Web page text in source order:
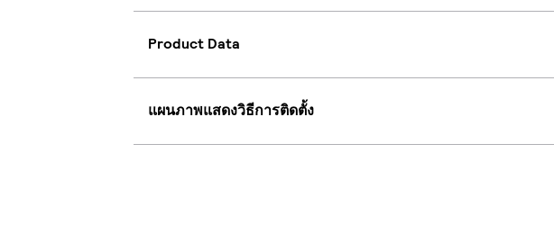
Product Data
แผนภาพแสดงวิธีการติดตั้ง